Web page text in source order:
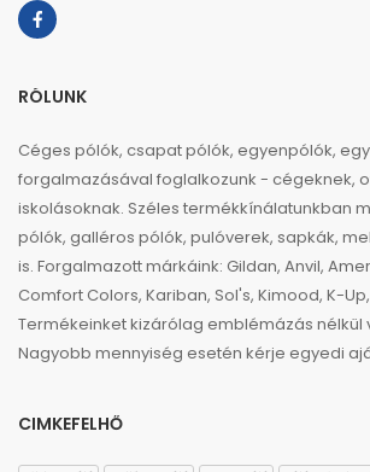
RÓLUNK
Céges pólók, csapat pólók, egyenpólók,
forgalmazásával foglalkozunk - cégeknek,
iskolásoknak. Széles termékkínálatunkban
pólók, galléros pólók, pulóverek, sapkák,
is. Forgalmazott márkáink: Gildan, Anvil,
Comfort Colors, Kariban, Sol's, Kimood, K-
Termékeinket kizárólag emblémázás nélkül
Nagyobb mennyiség esetén kérje egyedi
CIMKEFELHŐ